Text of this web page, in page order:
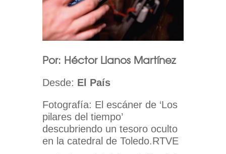
Por: Héctor Llanos Martínez
Desde: El País
Fotografía: El escáner de ‘Los
pilares del tiempo’
descubriendo un tesoro oculto
en la catedral de Toledo.RTVE